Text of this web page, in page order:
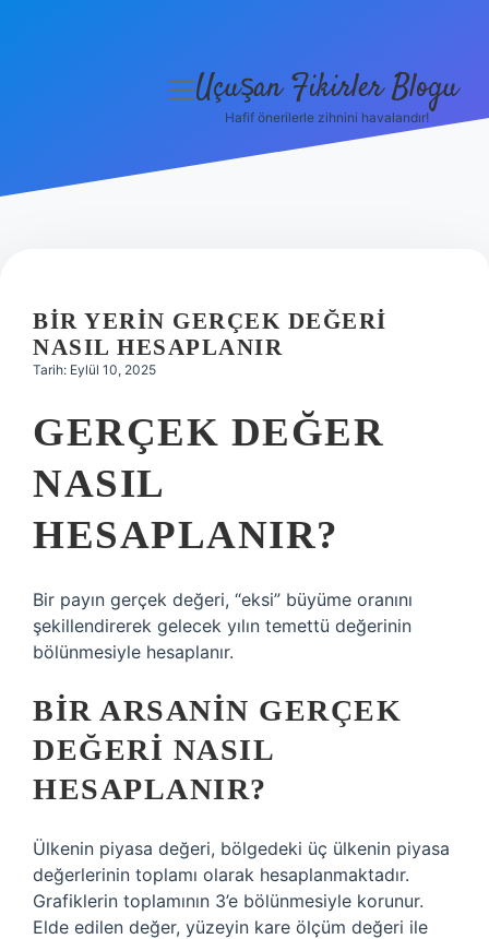
Hakkımızda
menüyü
Uçuşan Fikirler Blogu
Hafif önerilerle zihnini havalandır!
BIR YERIN GERÇEK DEĞERI
NASIL HESAPLANIR
Tarih: Eylül 10, 2025
GERÇEK DEĞER
NASIL
HESAPLANIR?
Bir payın gerçek değeri, “eksi” büyüme oranını
şekillendirerek gelecek yılın temettü değerinin
bölünmesiyle hesaplanır.
BIR ARSANIN GERÇEK
DEĞERI NASIL
HESAPLANIR?
Ülkenin piyasa değeri, bölgedeki üç ülkenin piyasa
değerlerinin toplamı olarak hesaplanmaktadır.
Grafiklerin toplamının 3’e bölünmesiyle korunur.
Elde edilen değer, yüzeyin kare ölçüm değeri ile